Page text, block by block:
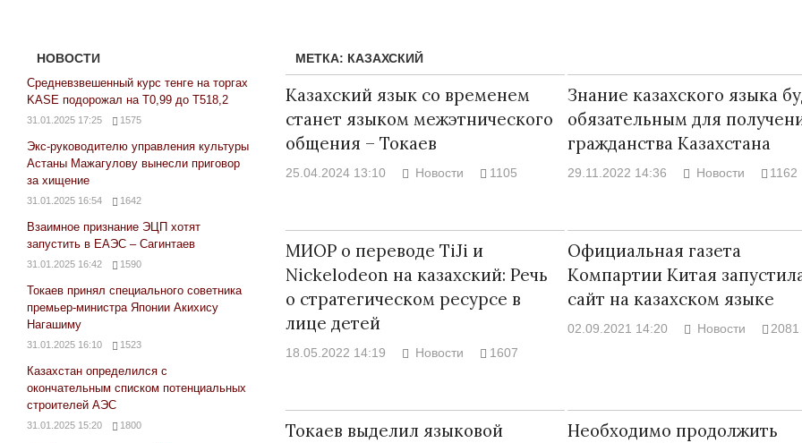
МЕТКА: КАЗАХСКИЙ
Казахский язык со временем
станет языком межэтнического
общения – Токаев
25.04.2024 13:10 Новости 1105
Знание казахского языка
обязательным для
гражданства Казахстана
29.11.2022 14:36 Новости 1162
МИОР о переводе TiJi и
Nickelodeon на казахский: Речь
о стратегическом ресурсе в
лице детей
18.05.2022 14:19 Новости 1607
Официальная газета
Компартии Китая
сайт на казахском языке
02.09.2021 14:20 Новости 2081
Токаев выделил языковой
Необходимо продолжить
НОВОСТИ
Средневзвешенный курс тенге на торгах
KASE подорожал на Т0,99 до Т518,2
31.01.2025 17:25 1575
Экс-руководителю управления культуры
Астаны Мажагулову вынесли приговор
за хищение
31.01.2025 16:54 1642
Взаимное признание ЭЦП хотят
запустить в ЕАЭС – Сагинтаев
31.01.2025 16:42 1590
Токаев принял специального советника
премьер-министра Японии Акихису
Нагашиму
31.01.2025 16:10 1523
Казахстан определился с
окончательным списком потенциальных
строителей АЭС
31.01.2025 15:20 1800
Народ выбрал свет
17.10.2024 17:00 29972
Странная
Дарига не
мошенниками
30.10.2024